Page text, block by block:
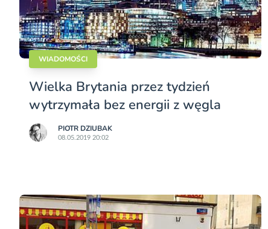
WIADOMOŚCI
Wielka Brytania przez tydzień
wytrzymała bez energii z węgla
PIOTR DZIUBAK
08.05.2019 20:02